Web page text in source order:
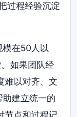
过程经验沉淀
模在50人以
如果团队经
难以对齐、文
建立统一的